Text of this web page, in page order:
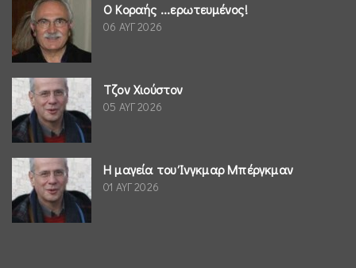
Ο Κοραής ...ερωτευμένος!
06 ΑΥΓ 2026
Τζον Χιούστον
05 ΑΥΓ 2026
Η μαγεία του Ίνγκμαρ Μπέργκμαν
01 ΑΥΓ 2026